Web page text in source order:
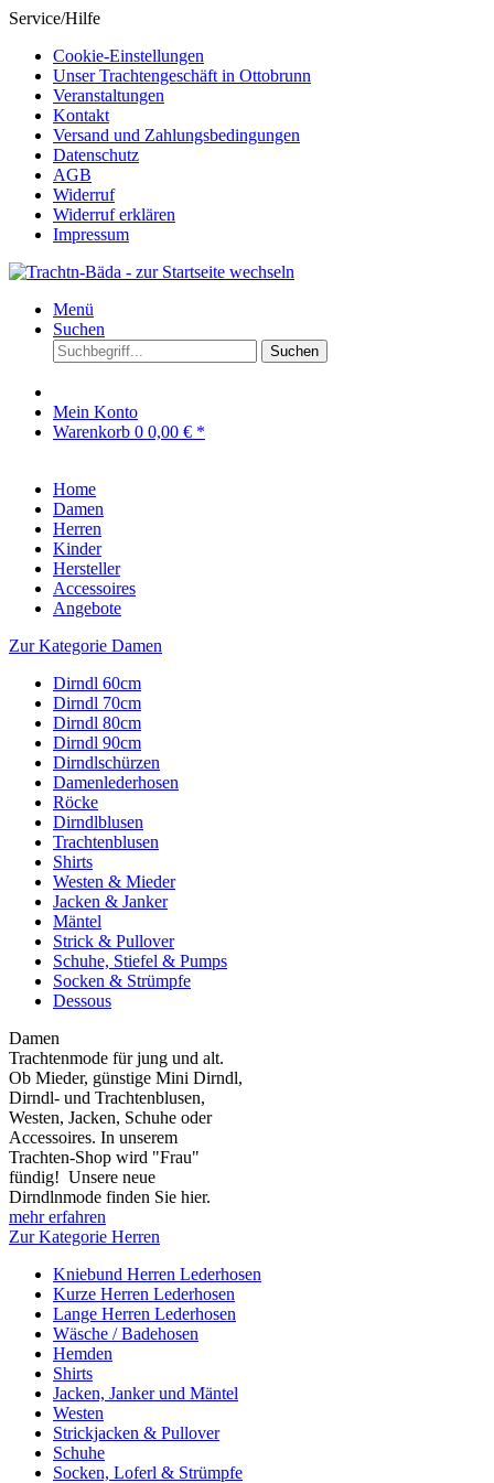
Service/Hilfe
Cookie-Einstellungen
Unser Trachtengeschäft in Ottobrunn
Veranstaltungen
Kontakt
Versand und Zahlungsbedingungen
Datenschutz
AGB
Widerruf
Widerruf erklären
Impressum
Menü
Suchen
Suchen
Mein Konto
Warenkorb 0 0,00 € *
Home
Damen
Herren
Kinder
Hersteller
Accessoires
Angebote
Zur Kategorie Damen
Dirndl 60cm
Dirndl 70cm
Dirndl 80cm
Dirndl 90cm
Dirndlschürzen
Damenlederhosen
Röcke
Dirndlblusen
Trachtenblusen
Shirts
Westen & Mieder
Jacken & Janker
Mäntel
Strick & Pullover
Schuhe, Stiefel & Pumps
Socken & Strümpfe
Dessous
Damen
Trachtenmode für jung und alt.
Ob Mieder, günstige Mini Dirndl,
Dirndl- und Trachtenblusen,
Westen, Jacken, Schuhe oder
Accessoires. In unserem
Trachten-Shop wird "Frau"
fündig! Unsere neue
Dirndlnmode finden Sie hier.
mehr erfahren
Zur Kategorie Herren
Kniebund Herren Lederhosen
Kurze Herren Lederhosen
Lange Herren Lederhosen
Wäsche / Badehosen
Hemden
Shirts
Jacken, Janker und Mäntel
Westen
Strickjacken & Pullover
Schuhe
Socken, Loferl & Strümpfe